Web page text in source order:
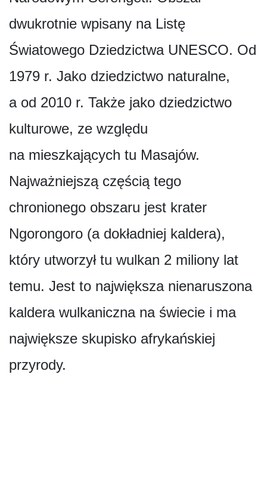
dwukrotnie wpisany na Listę
Światowego Dziedzictwa UNESCO. Od
1979 r. Jako dziedzictwo naturalne,
a od 2010 r. Także jako dziedzictwo
kulturowe, ze względu
na mieszkających tu Masajów.
Najważniejszą częścią tego
chronionego obszaru jest krater
Ngorongoro (a dokładniej kaldera),
który utworzył tu wulkan 2 miliony lat
temu. Jest to największa nienaruszona
kaldera wulkaniczna na świecie i ma
największe skupisko afrykańskiej
przyrody.